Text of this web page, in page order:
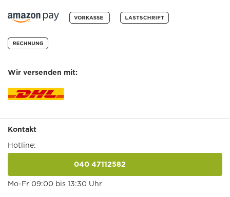
Wir versenden mit:
Kontakt
Hotline:
040 47112582
Mo-Fr 09:00 bis 13:30 Uhr